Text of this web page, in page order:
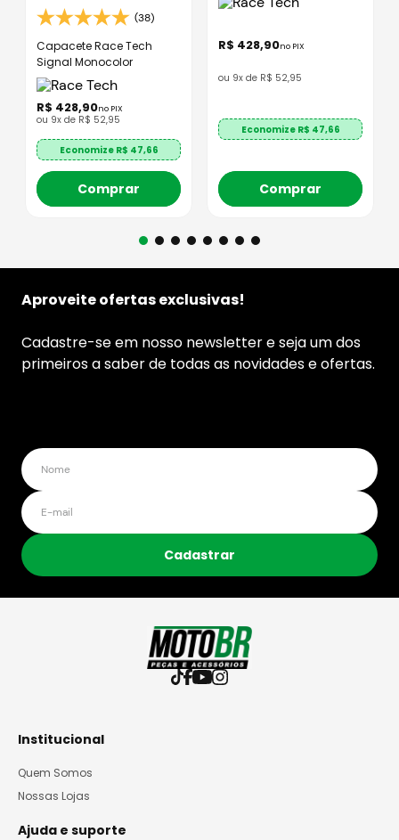
(38)
Capacete Race Tech
Signal Monocolor
R$ 428,90no PIX
ou 9x de R$ 52,95
Economize R$ 47,66
Comprar
R$ 428,90no PIX
ou 9x de R$ 52,95
Economize R$ 47,66
Comprar
Aproveite ofertas exclusivas!
Cadastre-se em nosso newsletter e seja um dos
primeiros a saber de todas as novidades e ofertas.
Cadastrar
Institucional
Quem Somos
Nossas Lojas
Ajuda e suporte